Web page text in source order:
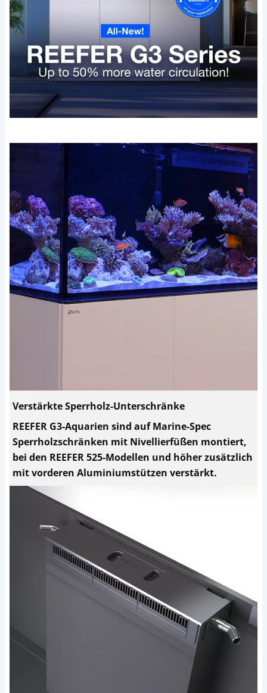
Verstärkte Sperrholz-Unterschränke
REEFER G3-Aquarien sind auf Marine-Spec
Sperrholzschränken mit Nivellierfüßen montiert,
bei den REEFER 525-Modellen und höher zusätzlich
mit vorderen Aluminiumstützen verstärkt.